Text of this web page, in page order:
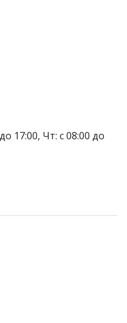
17:00, Чт: с 08:00 до